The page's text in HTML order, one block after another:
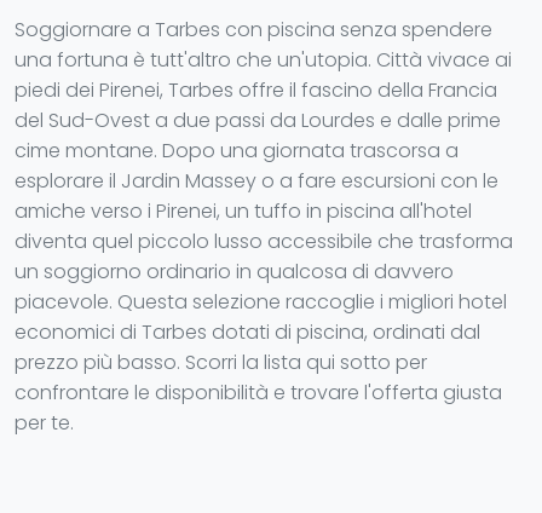
Soggiornare a Tarbes con piscina senza spendere
una fortuna è tutt'altro che un'utopia. Città vivace ai
piedi dei Pirenei, Tarbes offre il fascino della Francia
del Sud-Ovest a due passi da Lourdes e dalle prime
cime montane. Dopo una giornata trascorsa a
esplorare il Jardin Massey o a fare escursioni con le
amiche verso i Pirenei, un tuffo in piscina all'hotel
diventa quel piccolo lusso accessibile che trasforma
un soggiorno ordinario in qualcosa di davvero
piacevole. Questa selezione raccoglie i migliori hotel
economici di Tarbes dotati di piscina, ordinati dal
prezzo più basso. Scorri la lista qui sotto per
confrontare le disponibilità e trovare l'offerta giusta
per te.